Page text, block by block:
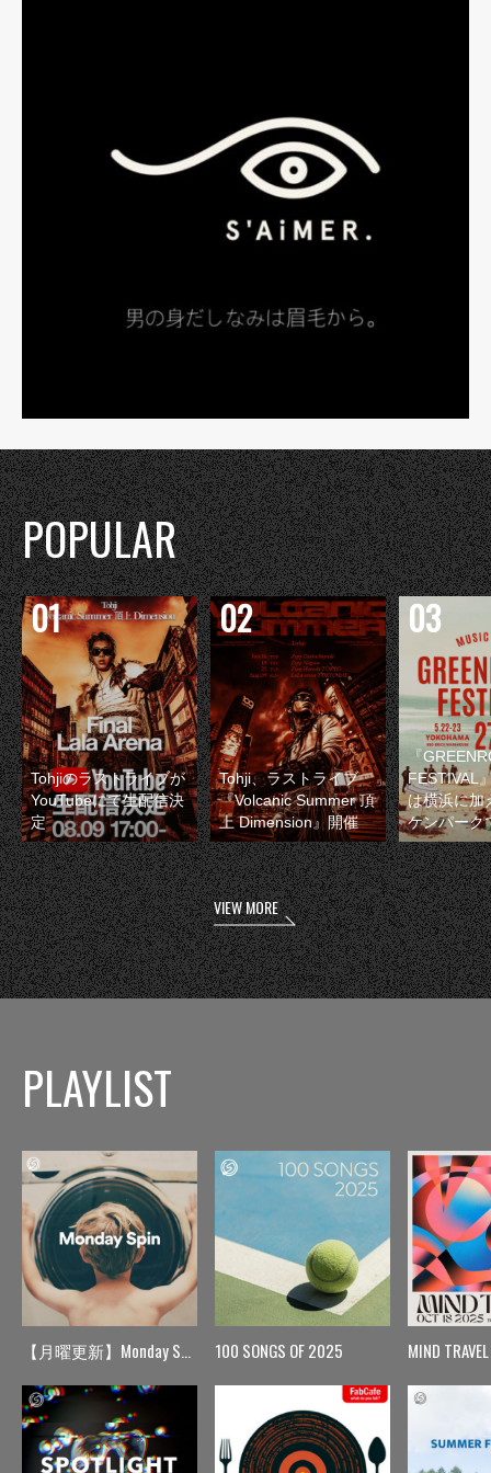
POPULAR
Tohjiのラストライブが
YouTubeにて生配信決
定
Tohji、ラストライブ
『Volcanic Summer 頂
上 Dimension』開催
『
FESTIVAL
は横浜に加
ケンパーク
VIEW MORE
PLAYLIST
【月曜更新】Monday Spin 100 SONGS OF 2025 MIND TRAVEL